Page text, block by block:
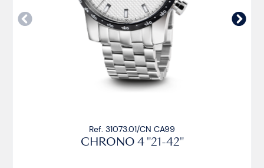
Ref. 31073.01/CN CA99
CHRONO 4 "21-42"